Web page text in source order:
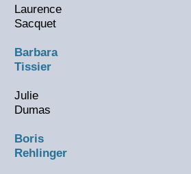
Laurence
Sacquet
Barbara
Tissier
Julie
Dumas
Boris
Rehlinger